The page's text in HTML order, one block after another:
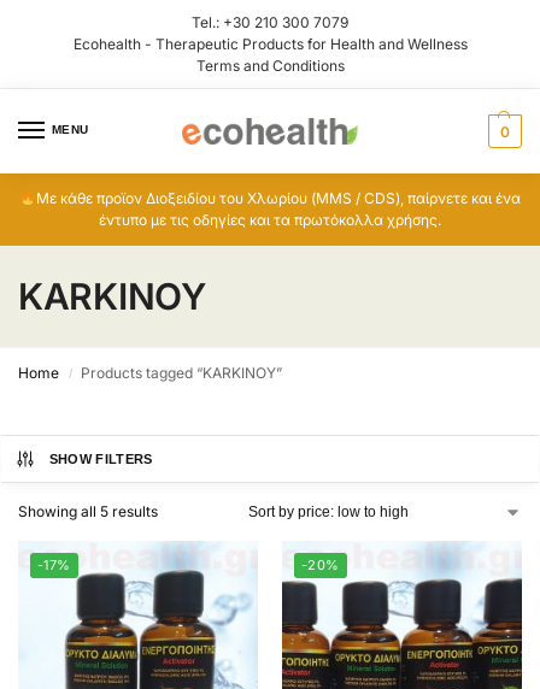
Tel.: +30 210 300 7079
Ecohealth - Therapeutic Products for Health and Wellness
Terms and Conditions
MENU 0
Με κάθε προϊον Διοξειδίου του Χλωρίου (MMS / CDS), παίρνετε και ένα
έντυπο με τις οδηγίες και τα πρωτόκολλα χρήσης.
KARKINOY
Home / Products tagged “KARKINOY”
SHOW FILTERS
Showing all 5 results
-17% -20%